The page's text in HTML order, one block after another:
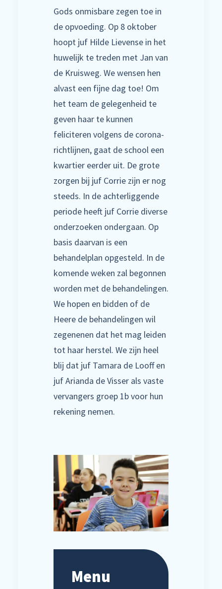
Gods onmisbare zegen toe in
de opvoeding. Op 8 oktober
hoopt juf Hilde Lievense in het
huwelijk te treden met Jan van
de Kruisweg. We wensen hen
alvast een fijne dag toe! Om
het team de gelegenheid te
geven haar te kunnen
feliciteren volgens de corona-
richtlijnen, gaat de school een
kwartier eerder uit. De grote
zorgen bij juf Corrie zijn er nog
steeds. In de achterliggende
periode heeft juf Corrie diverse
onderzoeken ondergaan. Op
basis daarvan is een
behandelplan opgesteld. In de
komende weken zal begonnen
worden met de behandelingen.
We hopen en bidden of de
Heere de behandelingen wil
zegenenen dat het mag leiden
tot haar herstel. We zijn heel
blij dat juf Tamara de Looff en
juf Arianda de Visser als vaste
vervangers groep 1b voor hun
rekening nemen.
Menu